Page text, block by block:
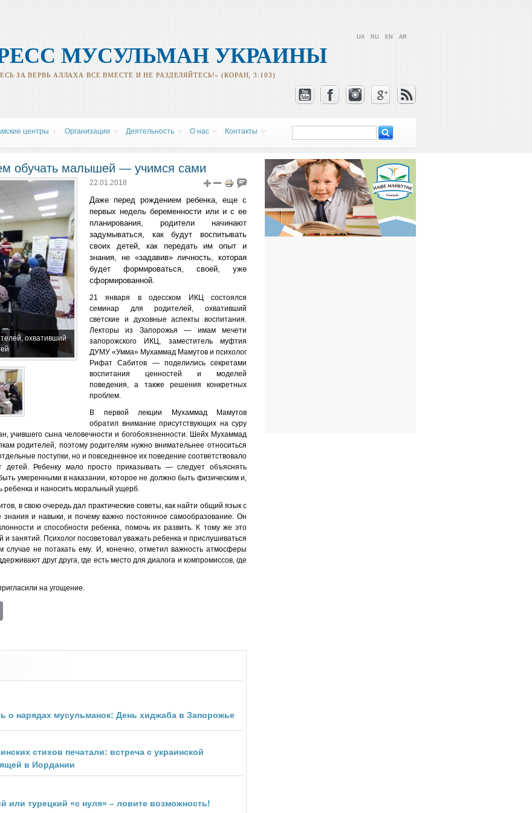
МУСУЛЬМАН УКРАИНЫ
ЗА ВЕРВЬ АЛЛАХА ВСЕ ВМЕСТЕ И НЕ РАЗДЕЛЯЙТЕСЬ!» (КОРАН, 3:103)
UA RU EN AR
центры Oрганизации Деятельность О нас Контакты Форма поиска
обучать малышей — учимся сами
охвативший
22.01.2018
Даже перед рождением ребенка, еще с
первых недель беременности или и с ее
планирования, родители начинают
задумываться, как будут воспитывать
своих детей, как передать им опыт и
знания, не «задавив» личность, которая
будет формироваться, своей, уже
сформированной.
21 января в одесском ИКЦ состоялся
семинар для родителей, охвативший
светские и духовные аспекты воспитания.
Лекторы из Запорожья — имам мечети
запорожского ИКЦ, заместитель муфтия
ДУМУ «Умма» Мухаммад Мамутов и психолог
Рифат Сабитов — поделились секретами
воспитания ценностей и моделей
поведения, а также решения конкретных
проблем.
В первой лекции Мухаммад Мамутов
обратил внимание присутствующих на суру
учившего сына человечности и богобоязненности. Шейх Мухаммад
родителей, поэтому родителям нужно внимательнее относиться
поступки, но и повседневное их поведение соответствовало
Ребенку мало просто приказывать — следует объяснять
умеренными в наказании, которое не должно быть физическим и,
ребенка и наносить моральный ущерб.
в свою очередь дал практические советы, как найти общий язык с
и навыки, и почему важно постоянное самообразование. Он
и способности ребенка, помочь их развить. К тому же это
занятий. Психолог посоветовал уважать ребенка и прислушиваться
не потакать ему. И, конечно, отметил важность атмосферы
друг друга, где есть место для диалога и компромиссов, где
на угощение.
о нарядах мусульманок: День хиджаба в Запорожье
стихов печатали: встреча с украинской
в Иордании
или турецкий «с нуля» – ловите возможность!